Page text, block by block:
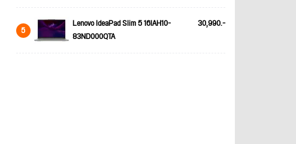
5
Lenovo IdeaPad Slim 5 16IAH10-
83ND000QTA
30,990.-